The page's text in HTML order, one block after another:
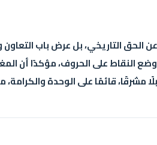
الحق التاريخي، بل عرض باب
النقاط على الحروف، مؤكدًا أن
مشرقًا، قائمًا على الوحدة